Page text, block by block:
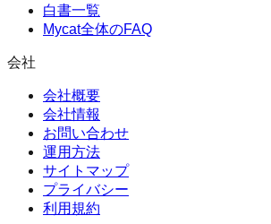
白書一覧
Mycat全体のFAQ
会社
会社概要
会社情報
お問い合わせ
運用方法
サイトマップ
プライバシー
利用規約